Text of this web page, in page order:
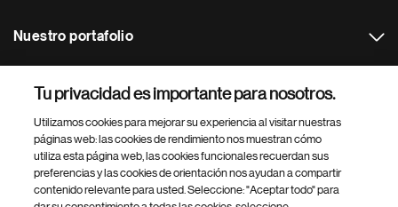
Nuestro portafolio
Footer Site Search
Tu privacidad es importante para nosotros.
Utilizamos cookies para mejorar su experiencia al visitar nuestras
páginas web: las cookies de rendimiento nos muestran cómo
utiliza esta página web, las cookies funcionales recuerdan sus
preferencias y las cookies de orientación nos ayudan a compartir
contenido relevante para usted. Seleccione: "Aceptar todo" para